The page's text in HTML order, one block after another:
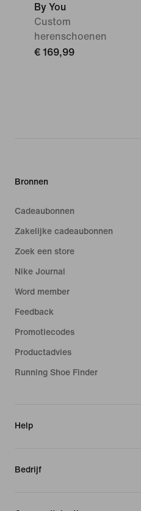
By You
Custom
herenschoenen
€ 169,99
Bronnen
Cadeaubonnen
Zakelijke cadeaubonnen
Zoek een store
Nike Journal
Word member
Feedback
Promotiecodes
Productadvies
Running Shoe Finder
Help
Bedrijf